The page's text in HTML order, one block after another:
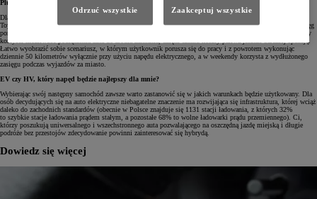
Plug in czyli hybryda, którą można podłączyć
Dla osób, które poszukują hybrydy wzbogaconej o manualną funkcję ładowania znaną z aut elektrycznych,
Toyota ma w ofercie model Prius Plug-in. To wyjątkowe auto łączy w sobie wszystkie zalety hybrydy – zasięg
porównywalny z autami tradycyjnymi, bogate wyposażenie oraz cichą i komfortową jazdę – i dorzuca do listy
korzyści możliwość podłączenia auta do źródła zasilania, dzięki czemu koszty paliwa jeszcze bardziej spadają.
Łatwo wyobrazić sobie scenariusz, w którym użytkownik porusza się do pracy i z powrotem wykonując
dziennie 50 kilometrów wyłącznie przy użyciu napędu elektrycznego, a w weekendy korzysta z wydłużonego
zasięgu podczas wyjazdów za miasto.
EV czy HV, który napęd będzie najlepszy dla mnie?
Wybierając swój następny samochód zawsze warto zastanowić się w jakich warunkach będzie użytkowany. Dla
osób decydujących się na auto elektryczne niebagatelne znaczenie ma rozwijająca się infrastruktura, której wciąż
daleko do zachodnich standardów (obecnie w Polsce znajduje się 1131 stacji ładowania, z których 32%
to szybkie stacje ładowania prądem stałym, a pozostałe 68% to wolne ładowarki prądu przemiennego). Ci,
którzy poszukują uniwersalnego i wszechstronnego auta pozwalającego na oszczędną jazdę miejską i długie
podróże bez przestojów zdecydowanie powinni zainteresować się hybrydą.
Dowiedz się więcej
Odrzuć wszystkie Zaakceptuj wszystkie